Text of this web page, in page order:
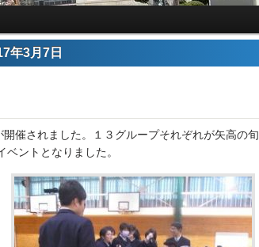
年3月7日
催されました。１３グループそれぞれが矢高の旬
ントとなりました。